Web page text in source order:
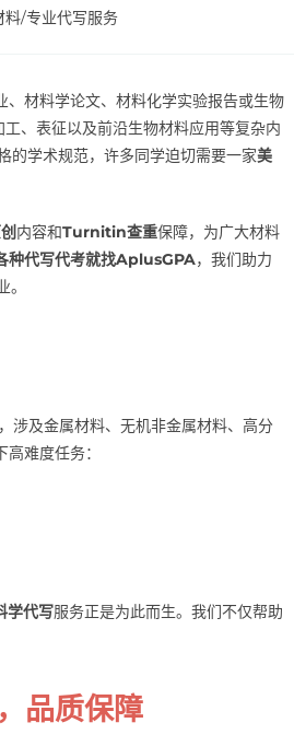
/专业代写服务
材料学论文、材料化学实验报告或生物
、表征以及前沿生物材料应用等复杂内
的学术规范，许多同学迫切需要一家美
内容和Turnitin查重保障，为广大材料
种代写代考就找AplusGPA，我们助力
及金属材料、无机非金属材料、高分
难度任务：
学代写服务正是为此而生。我们不仅帮助
品质保障